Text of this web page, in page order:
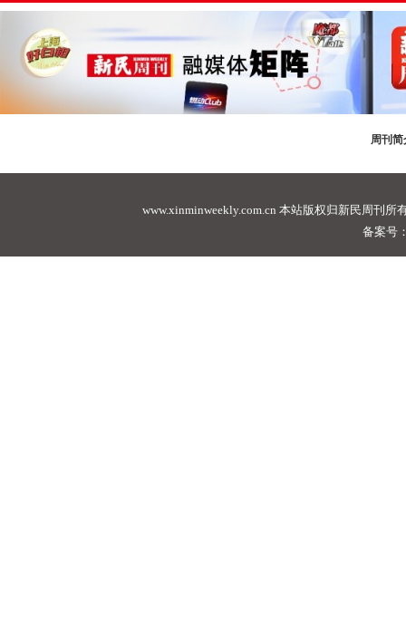
周刊简
www.xinminweekly.com.cn 本站版权归新民周刊所
备案号